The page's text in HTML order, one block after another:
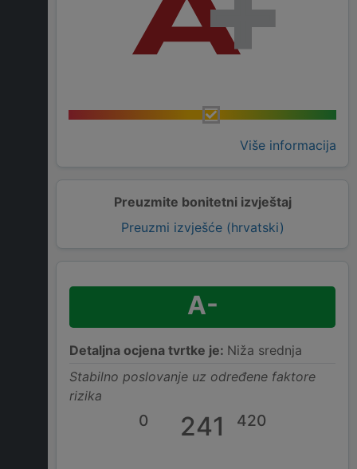
Više informacija
Preuzmite bonitetni izvještaj
Preuzmi izvješće (hrvatski)
A-
Detaljna ocjena tvrtke je: Niža srednja
Stabilno poslovanje uz određene faktore
rizika
0 241 420